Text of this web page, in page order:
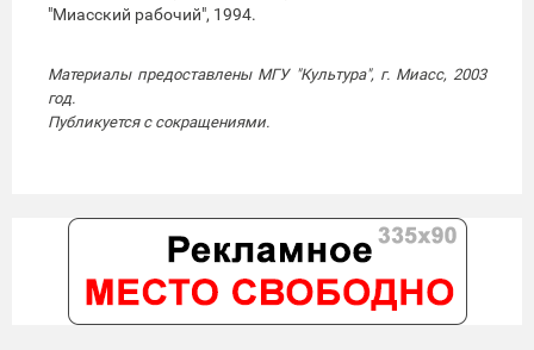
"Миасский рабочий", 1994.
Материалы предоставлены МГУ "Культура", г. Миасс, 2003
год.
Публикуется с сокращениями.